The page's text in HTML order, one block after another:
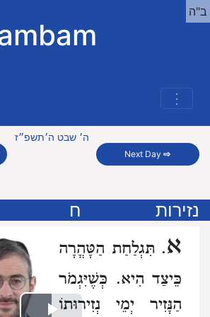
⋮
ב"ה
ה׳ שבט ה׳תשפ״ז
Next Day⇨
נזירות ח
א. תִּגְלַחַת הַטָּהֳרָה
כֵּיצַד הִיא. כְּשֶׁיִּגְמֹר
הַנָּזִיר יְמֵי נְזִירוּתוֹ